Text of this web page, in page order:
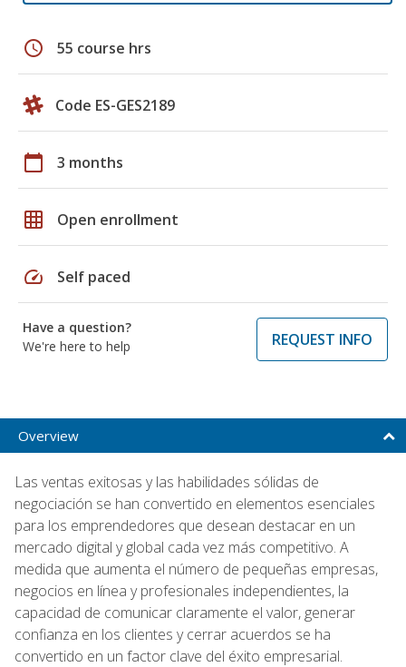
schedule 55 course hrs
Code ES-GES2189
calendar_today 3 months
grid_on Open enrollment
speed Self paced
Have a question?
We're here to help
REQUEST INFO
Overview
Las ventas exitosas y las habilidades sólidas de
negociación se han convertido en elementos esenciales
para los emprendedores que desean destacar en un
mercado digital y global cada vez más competitivo. A
medida que aumenta el número de pequeñas empresas,
negocios en línea y profesionales independientes, la
capacidad de comunicar claramente el valor, generar
confianza en los clientes y cerrar acuerdos se ha
convertido en un factor clave del éxito empresarial.